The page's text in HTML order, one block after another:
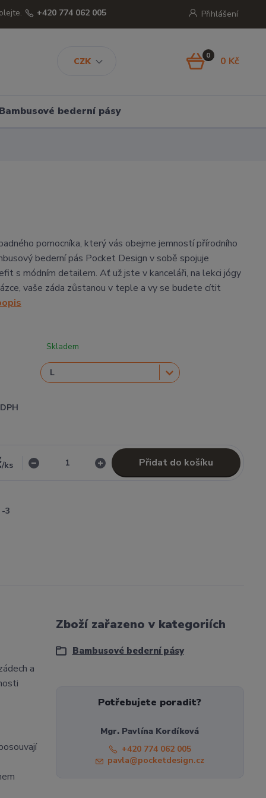
CZK
Přihlášení
+420 774 062 005
0 0 Kč
Bambusové bederní pásy
pomocníka, který vás obejme jemností přírodního
bederní pás Pocket Design v sobě spojuje
s módním detailem. Ať už jste v kanceláři, na lekci jógy
vaše záda zůstanou v teple a vy se budete cítit
Skladem
/ks Přidat do košíku
-3
a
Zboží zařazeno v kategoriích
Bambusové bederní pásy
Potřebujete poradit?
Mgr. Pavlína Kordíková
+420 774 062 005
pavla@pocketdesign.cz